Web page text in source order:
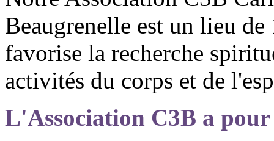
Beaugrenelle est un lieu
favorise la recherche
activités du corps et de
L'Association C3B a